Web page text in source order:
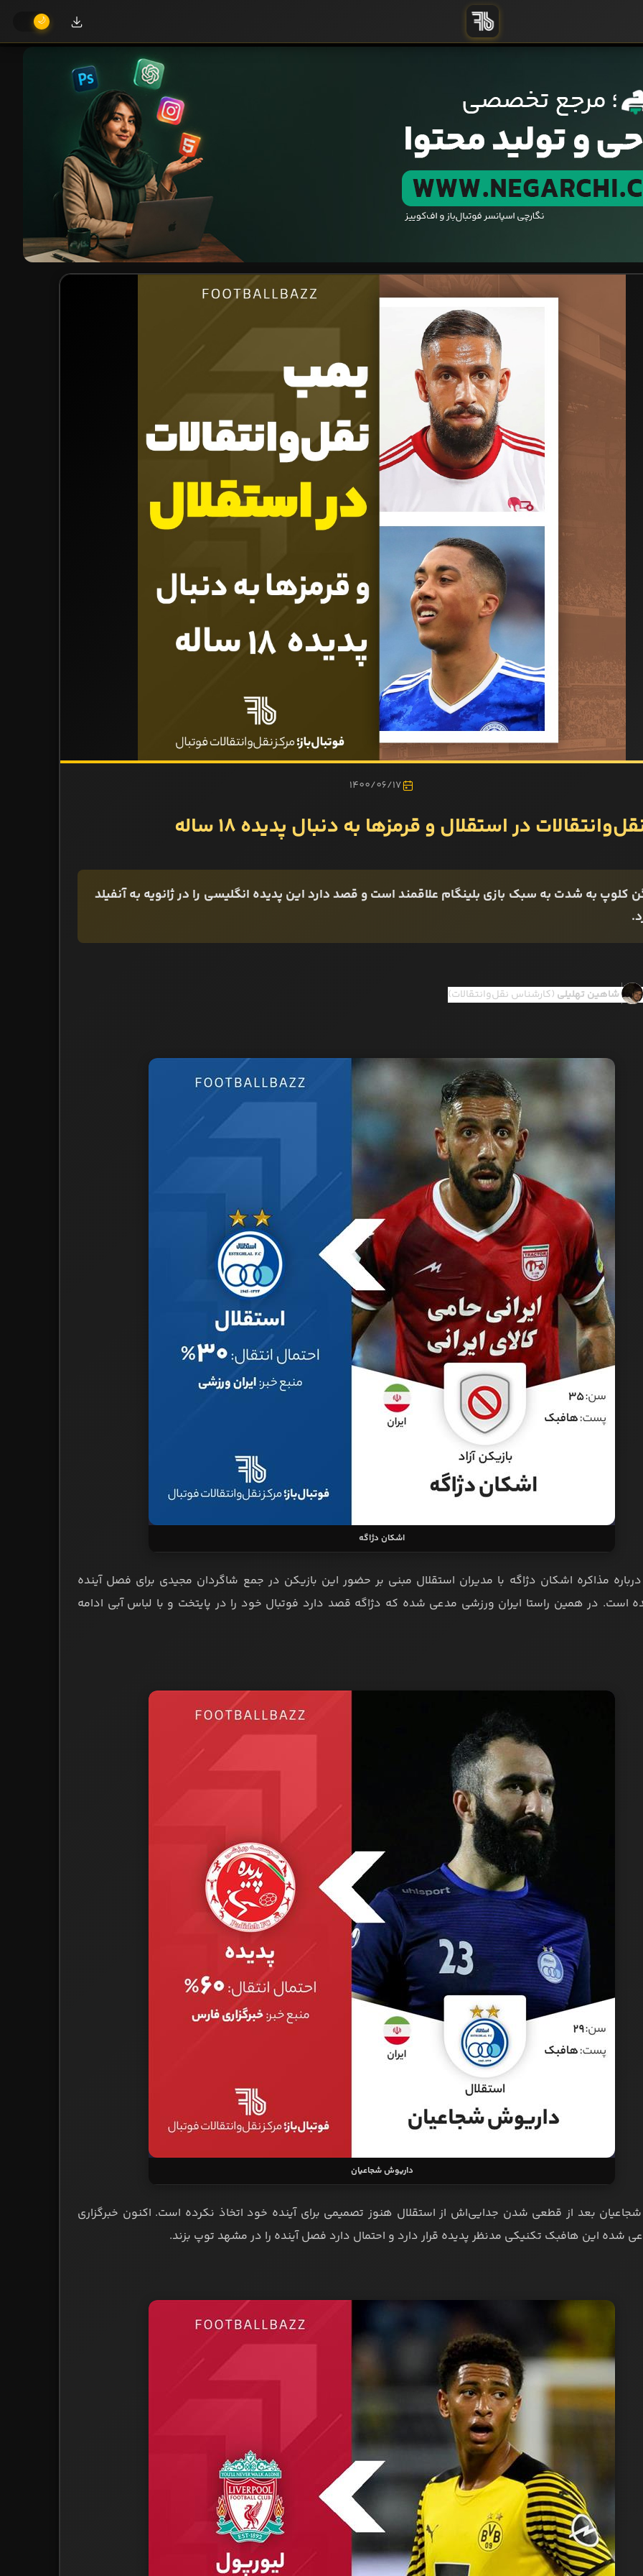
1400/06/17
در استقلال و قرمزها به دنبال پدیده 18 ساله
کلوپ به شدت به سبک بازی بلینگام علاقمند است و قصد دارد این پدیده انگلیسی را در ژانویه به آنفیلد
شاهین تهلیلی (کارشناس نقل‌وانتقالات)
اشکان دژاگه
مذاکره اشکان دژاگه با مدیران استقلال مبنی بر حضور این بازیکن در جمع شاگردان مجیدی برای فصل آینده
است. در همین راستا ایران ورزشی مدعی شده که دژاگه قصد دارد فوتبال خود را در پایتخت و با لباس آبی ادامه
داریوش شجاعیان
بعد از قطعی شدن جدایی‌اش از استقلال هنوز تصمیمی برای آینده خود اتخاذ نکرده است. اکنون خبرگزاری
شده این هافبک تکنیکی مدنظر پدیده قرار دارد و احتمال دارد فصل آینده را در مشهد توپ بزند.